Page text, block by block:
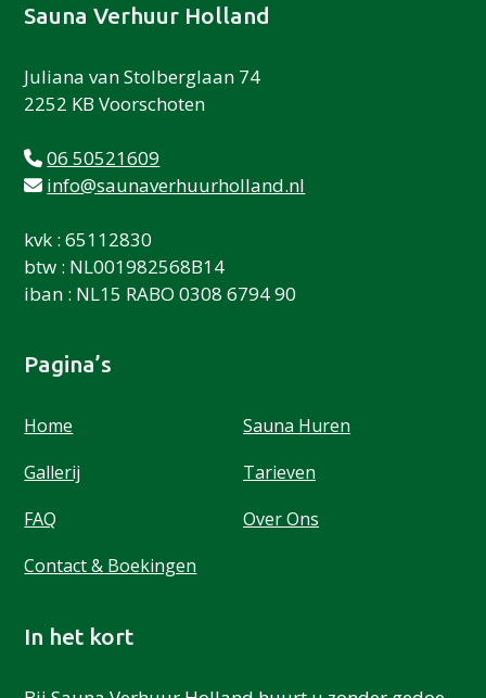
Footer
Sauna Verhuur Holland
Juliana van Stolberglaan 74
2252 KB Voorschoten
06 50521609
info@saunaverhuurholland.nl
kvk : 65112830
btw : NL001982568B14
iban : NL15 RABO 0308 6794 90
Pagina’s
Home
Sauna Huren
Gallerij
Tarieven
FAQ
Over Ons
Contact & Boekingen
In het kort